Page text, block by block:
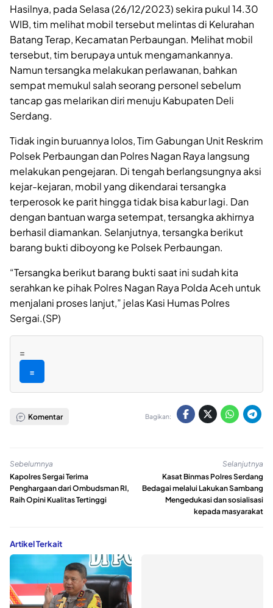
Hasilnya, pada Selasa (26/12/2023) sekira pukul 14.30
WIB, tim melihat mobil tersebut melintas di Kelurahan
Batang Terap, Kecamatan Perbaungan. Melihat mobil
tersebut, tim berupaya untuk mengamankannya.
Namun tersangka melakukan perlawanan, bahkan
sempat memukul salah seorang personel sebelum
tancap gas melarikan diri menuju Kabupaten Deli
Serdang.
Tidak ingin buruannya lolos, Tim Gabungan Unit Reskrim
Polsek Perbaungan dan Polres Nagan Raya langsung
melakukan pengejaran. Di tengah berlangsungnya aksi
kejar-kejaran, mobil yang dikendarai tersangka
terperosok ke parit hingga tidak bisa kabur lagi. Dan
dengan bantuan warga setempat, tersangka akhirnya
berhasil diamankan. Selanjutnya, tersangka berikut
barang bukti diboyong ke Polsek Perbaungan.
“Tersangka berikut barang bukti saat ini sudah kita
serahkan ke pihak Polres Nagan Raya Polda Aceh untuk
menjalani proses lanjut,” jelas Kasi Humas Polres
Sergai.(SP)
=
=
Komentar Bagikan:
Sebelumnya
Kapolres Sergai Terima
Penghargaan dari Ombudsman RI,
Raih Opini Kualitas Tertinggi
Selanjutnya
Kasat Binmas Polres Serdang
Bedagai melalui Lakukan Sambang
Mengedukasi dan sosialisasi
kepada masyarakat
Artikel Terkait